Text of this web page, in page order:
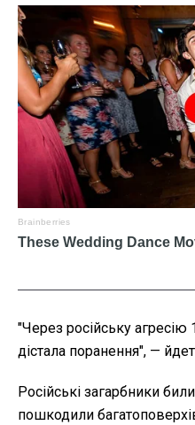
"Через російську
дістала поранення", —
Російські загарбники
пошкодили